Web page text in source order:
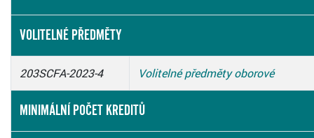
VOLITELNÉ PŘEDMĚTY
203SCFA-2023-4 Volitelné předměty oborové
MINIMÁLNÍ POČET KREDITŮ